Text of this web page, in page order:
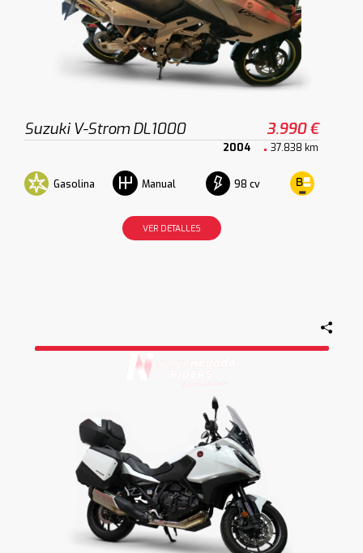
Suzuki V-Strom DL1000 3.990 €
2004 37.838 km
Gasolina Manual 98 cv
VER DETALLES